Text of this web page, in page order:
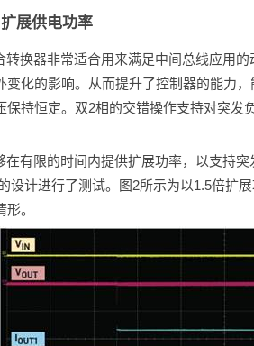
展供电功率
转换器非常适合用来满足中间总线应用
变化的影响。从而提升了控制器的能力
保持恒定。双2相的交错操作支持对突发
在有限的时间内提供扩展功率，以支持
设计进行了测试。图2所示为以1.5倍扩
。